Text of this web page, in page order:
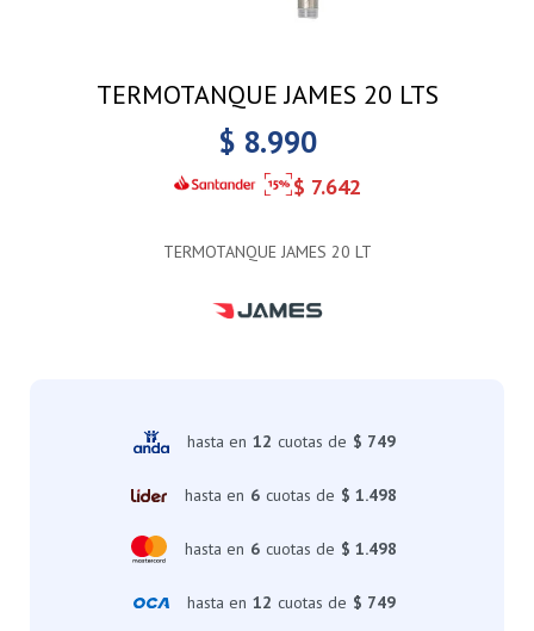
TERMOTANQUE JAMES 20 LTS
$ 8.990
$ 7.642
TERMOTANQUE JAMES 20 LT
hasta en 12 cuotas de $ 749
hasta en 6 cuotas de $ 1.498
hasta en 6 cuotas de $ 1.498
hasta en 12 cuotas de $ 749